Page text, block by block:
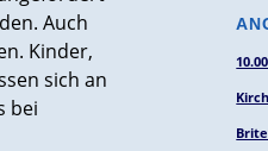
Auch
Kinder,
sich an
bei